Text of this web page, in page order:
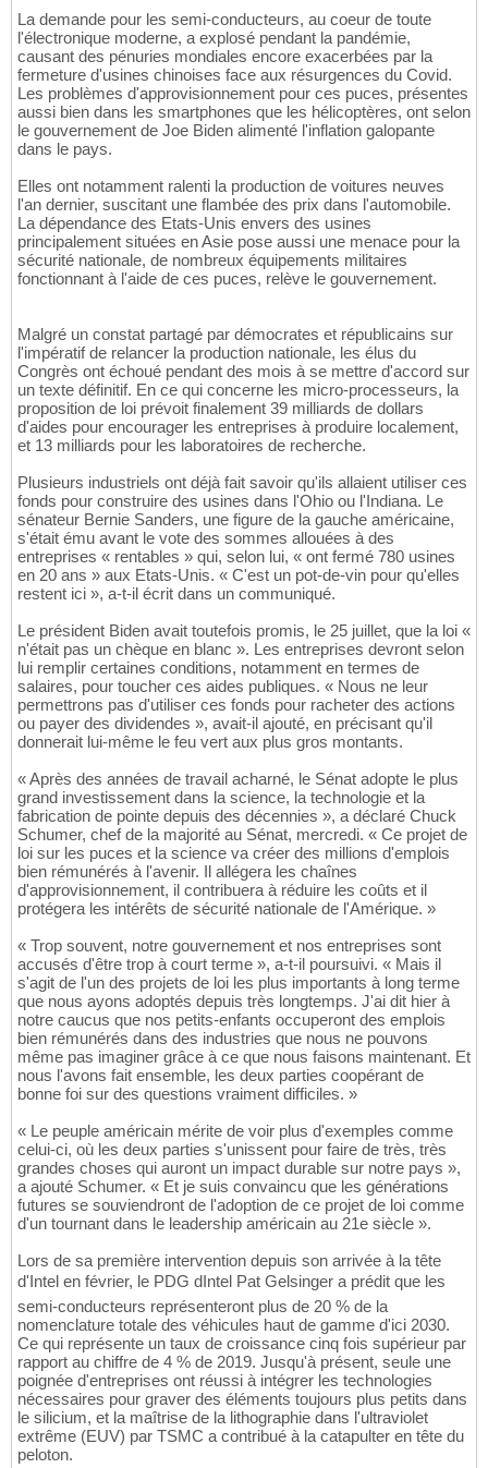
La demande pour les semi-conducteurs, au coeur de toute
l'électronique moderne, a explosé pendant la pandémie,
causant des pénuries mondiales encore exacerbées par la
fermeture d'usines chinoises face aux résurgences du Covid.
Les problèmes d'approvisionnement pour ces puces, présentes
aussi bien dans les smartphones que les hélicoptères, ont selon
le gouvernement de Joe Biden alimenté l'inflation galopante
dans le pays.
Elles ont notamment ralenti la production de voitures neuves
l'an dernier, suscitant une flambée des prix dans l'automobile.
La dépendance des Etats-Unis envers des usines
principalement situées en Asie pose aussi une menace pour la
sécurité nationale, de nombreux équipements militaires
fonctionnant à l'aide de ces puces, relève le gouvernement.
Malgré un constat partagé par démocrates et républicains sur
l'impératif de relancer la production nationale, les élus du
Congrès ont échoué pendant des mois à se mettre d'accord sur
un texte définitif. En ce qui concerne les micro-processeurs, la
proposition de loi prévoit finalement 39 milliards de dollars
d'aides pour encourager les entreprises à produire localement,
et 13 milliards pour les laboratoires de recherche.
Plusieurs industriels ont déjà fait savoir qu'ils allaient utiliser ces
fonds pour construire des usines dans l'Ohio ou l'Indiana. Le
sénateur Bernie Sanders, une figure de la gauche américaine,
s'était ému avant le vote des sommes allouées à des
entreprises « rentables » qui, selon lui, « ont fermé 780 usines
en 20 ans » aux Etats-Unis. « C'est un pot-de-vin pour qu'elles
restent ici », a-t-il écrit dans un communiqué.
Le président Biden avait toutefois promis, le 25 juillet, que la loi «
n'était pas un chèque en blanc ». Les entreprises devront selon
lui remplir certaines conditions, notamment en termes de
salaires, pour toucher ces aides publiques. « Nous ne leur
permettrons pas d'utiliser ces fonds pour racheter des actions
ou payer des dividendes », avait-il ajouté, en précisant qu'il
donnerait lui-même le feu vert aux plus gros montants.
« Après des années de travail acharné, le Sénat adopte le plus
grand investissement dans la science, la technologie et la
fabrication de pointe depuis des décennies », a déclaré Chuck
Schumer, chef de la majorité au Sénat, mercredi. « Ce projet de
loi sur les puces et la science va créer des millions d'emplois
bien rémunérés à l'avenir. Il allégera les chaînes
d'approvisionnement, il contribuera à réduire les coûts et il
protégera les intérêts de sécurité nationale de l'Amérique. »
« Trop souvent, notre gouvernement et nos entreprises sont
accusés d'être trop à court terme », a-t-il poursuivi. « Mais il
s'agit de l'un des projets de loi les plus importants à long terme
que nous ayons adoptés depuis très longtemps. J'ai dit hier à
notre caucus que nos petits-enfants occuperont des emplois
bien rémunérés dans des industries que nous ne pouvons
même pas imaginer grâce à ce que nous faisons maintenant. Et
nous l'avons fait ensemble, les deux parties coopérant de
bonne foi sur des questions vraiment difficiles. »
« Le peuple américain mérite de voir plus d'exemples comme
celui-ci, où les deux parties s'unissent pour faire de très, très
grandes choses qui auront un impact durable sur notre pays »,
a ajouté Schumer. « Et je suis convaincu que les générations
futures se souviendront de l'adoption de ce projet de loi comme
d'un tournant dans le leadership américain au 21e siècle ».
Lors de sa première intervention depuis son arrivée à la tête
d'Intel en février, le PDG dIntel Pat Gelsinger a prédit que les
semi-conducteurs représenteront plus de 20 % de la
nomenclature totale des véhicules haut de gamme d'ici 2030.
Ce qui représente un taux de croissance cinq fois supérieur par
rapport au chiffre de 4 % de 2019. Jusqu'à présent, seule une
poignée d'entreprises ont réussi à intégrer les technologies
nécessaires pour graver des éléments toujours plus petits dans
le silicium, et la maîtrise de la lithographie dans l'ultraviolet
extrême (EUV) par TSMC a contribué à la catapulter en tête du
peloton.